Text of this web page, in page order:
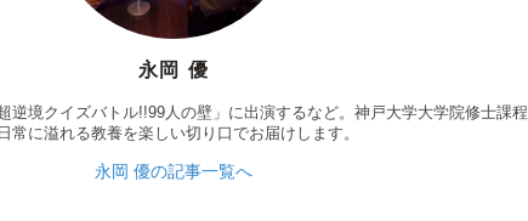
永岡 優
逆境クイズバトル!!99人の壁」に出演するなど。神戸大学大学院修士課程
常に溢れる教養を楽しい切り口でお届けします。
永岡 優の記事一覧へ